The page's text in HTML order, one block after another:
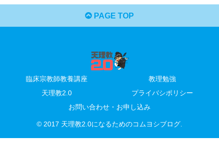
PAGE TOP
臨床宗教師教養講座
教理勉強
天理教2.0
プライバシポリシー
お問い合わせ・お申し込み
© 2017 天理教2.0になるためのコムヨシブログ.